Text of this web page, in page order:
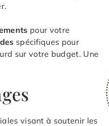
pour votre
spécifiques pour
sur votre budget. Une
visant à soutenir les